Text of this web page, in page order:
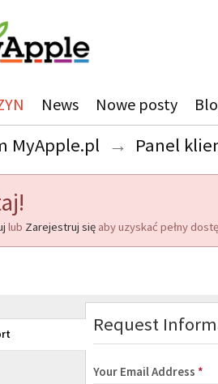
News Nowe posty
MyApple.pl → Panel
lub Zarejestruj się aby uzyskać pełny
Request
Your Email Address *